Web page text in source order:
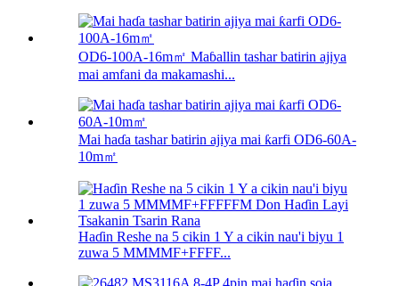
OD6-100A-16m㎡ Maɓallin tashar batirin ajiya
mai amfani da makamashi...
Mai haɗa tashar batirin ajiya mai ƙarfi OD6-60A-
10m㎡
Haɗin Reshe na 5 cikin 1 Y a cikin nau'i biyu 1
zuwa 5 MMMMF+FFFF...